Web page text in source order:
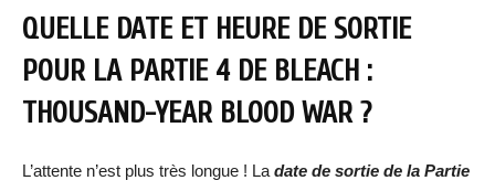
QUELLE DATE ET HEURE DE SORTIE
POUR LA PARTIE 4 DE BLEACH :
THOUSAND-YEAR BLOOD WAR ?
L’attente n’est plus très longue ! La date de sortie de la Partie